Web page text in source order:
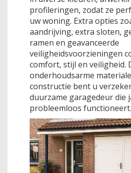
profileringen, zodat ze
uw woning. Extra opties
aandrijving, extra sloten,
ramen en geavanceerde
veiligheidsvoorzieningen
comfort, stijl en veiligheid.
onderhoudsarme
constructie bent u
duurzame garagedeur die
probleemloos functioneert.